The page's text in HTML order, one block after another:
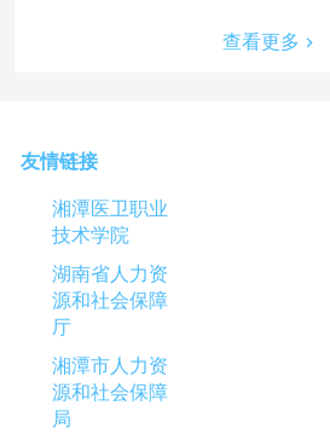
查看更多
友情链接
湘潭医卫职业
技术学院
湖南省人力资
源和社会保障
厅
湘潭市人力资
源和社会保障
局